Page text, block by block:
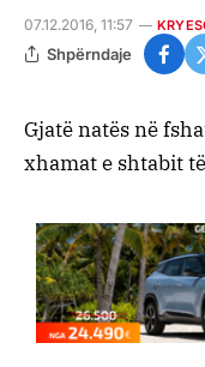
07.12.2016, 11:57
Shpërndaje
Gjatë natës në
xhamat e shtabit